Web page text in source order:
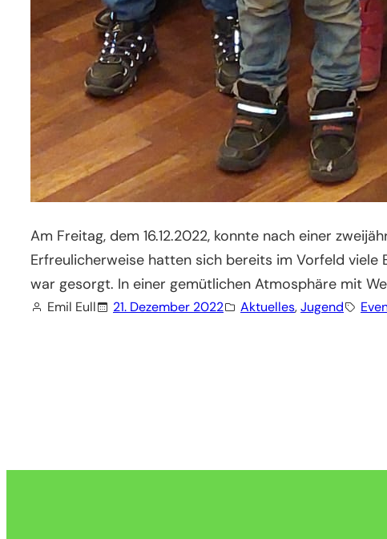
Am Freitag, dem 16.12.2022, konnte nach einer
Erfreulicherweise hatten sich bereits im Vorfeld
war gesorgt. In einer gemütlichen Atmosphäre mit
Emil Eull 21. Dezember 2022 Aktuelles, Jugend